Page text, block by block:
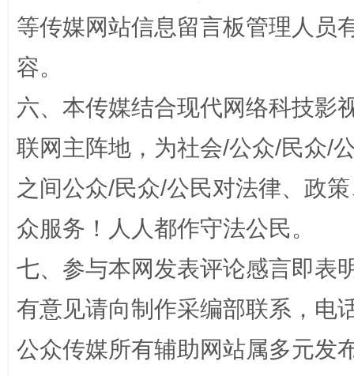
扯下公款旅游的“隐身衣” 如何以
“蜀中异人”王建安的艺术幻境
等传媒网站信息留言板管理人员
容。
六、本传媒结合现代网络科技影
联网主阵地，为社会/公众/民众/
之间公众/民众/公民对法律、政
众服务！人人都作守法公民。
七、参与本网发表评论感言即表
有意见请向制作采编部联系，电
公众传媒所有辅助网站属多元发